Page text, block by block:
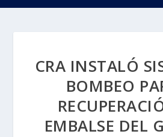
CRA INSTALÓ
BOMBEO
EMBALSE DEL